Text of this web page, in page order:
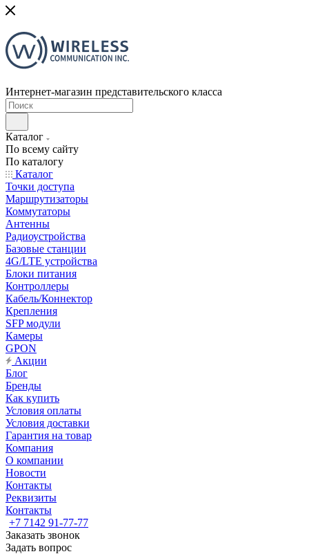
Интернет-магазин представительского класса
Каталог
По всему сайту
По каталогу
Каталог
Точки доступа
Маршрутизаторы
Коммутаторы
Антенны
Радиоустройства
Базовые станции
4G/LTE устройства
Блоки питания
Контроллеры
Кабель/Коннектор
Крепления
SFP модули
Камеры
GPON
Акции
Блог
Бренды
Как купить
Условия оплаты
Условия доставки
Гарантия на товар
Компания
О компании
Новости
Контакты
Реквизиты
Контакты
+7 7142 91-77-77
Заказать звонок
Задать вопрос